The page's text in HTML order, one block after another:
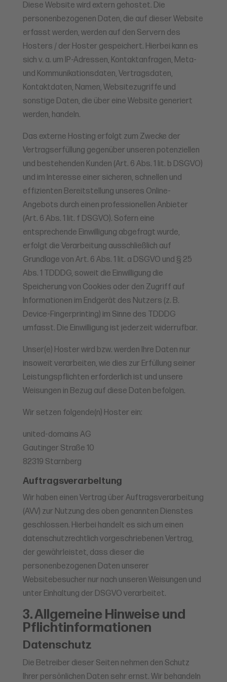
Diese Website wird extern gehostet. Die
personenbezogenen Daten, die auf dieser Website
erfasst werden, werden auf den Servern des
Hosters / der Hoster gespeichert. Hierbei kann es
sich v. a. um IP-Adressen, Kontaktanfragen, Meta-
und Kommunikationsdaten, Vertragsdaten,
Kontaktdaten, Namen, Websitezugriffe und
sonstige Daten, die über eine Website generiert
werden, handeln.
Das externe Hosting erfolgt zum Zwecke der
Vertragserfüllung gegenüber unseren potenziellen
und bestehenden Kunden (Art. 6 Abs. 1 lit. b DSGVO)
und im Interesse einer sicheren, schnellen und
effizienten Bereitstellung unseres Online-
Angebots durch einen professionellen Anbieter
(Art. 6 Abs. 1 lit. f DSGVO). Sofern eine
entsprechende Einwilligung abgefragt wurde,
erfolgt die Verarbeitung ausschließlich auf
Grundlage von Art. 6 Abs. 1 lit. a DSGVO und § 25
Abs. 1 TDDDG, soweit die Einwilligung die
Speicherung von Cookies oder den Zugriff auf
Informationen im Endgerät des Nutzers (z. B.
Device-Fingerprinting) im Sinne des TDDDG
umfasst. Die Einwilligung ist jederzeit widerrufbar.
Unser(e) Hoster wird bzw. werden Ihre Daten nur
insoweit verarbeiten, wie dies zur Erfüllung seiner
Leistungspflichten erforderlich ist und unsere
Weisungen in Bezug auf diese Daten befolgen.
Wir setzen folgende(n) Hoster ein:
united-domains AG
Gautinger Straße 10
82319 Starnberg
Auftragsverarbeitung
Wir haben einen Vertrag über Auftragsverarbeitung
(AVV) zur Nutzung des oben genannten Dienstes
geschlossen. Hierbei handelt es sich um einen
datenschutzrechtlich vorgeschriebenen Vertrag,
der gewährleistet, dass dieser die
personenbezogenen Daten unserer
Websitebesucher nur nach unseren Weisungen und
unter Einhaltung der DSGVO verarbeitet.
3. Allgemeine Hinweise und
Pflicht­informationen
Datenschutz
Die Betreiber dieser Seiten nehmen den Schutz
Ihrer persönlichen Daten sehr ernst. Wir behandeln